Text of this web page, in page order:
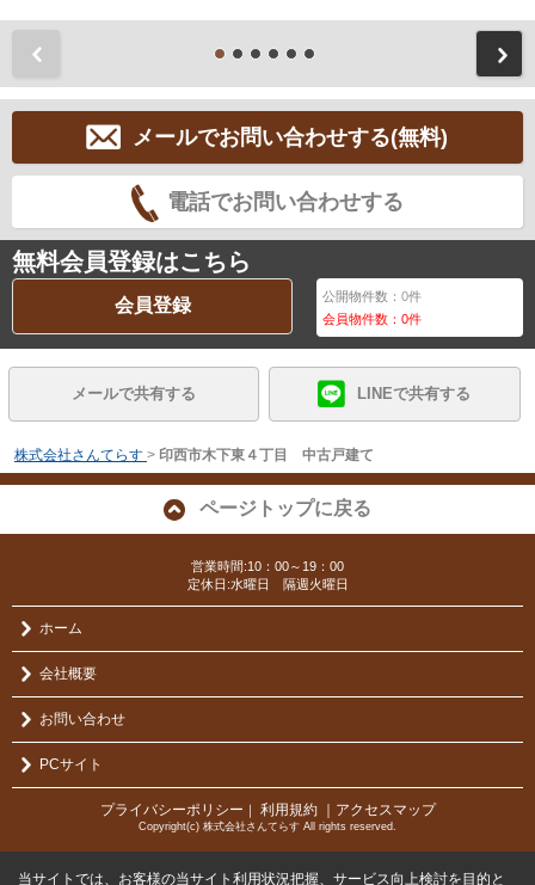
メールでお問い合わせする(無料)
電話でお問い合わせする
無料会員登録はこちら
会員登録 公開物件数：0件
会員物件数：0件
メールで共有する LINEで共有する
株式会社さんてらす > 印西市木下東４丁目 中古戸建て
ページトップに戻る
営業時間:10：00～19：00
定休日:水曜日 隔週火曜日
ホーム
会社概要
お問い合わせ
PCサイト
プライバシーポリシー ｜ 利用規約 ｜アクセスマップ
Copyright(c) 株式会社さんてらす All rights reserved.
当サイトでは、お客様の当サイト利用状況把握、サービス向上検討を目的と